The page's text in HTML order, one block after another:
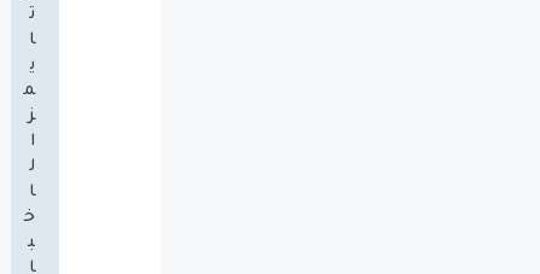
ت
ا
ي
م
ز
ا
ل
ا
خ
ب
ا